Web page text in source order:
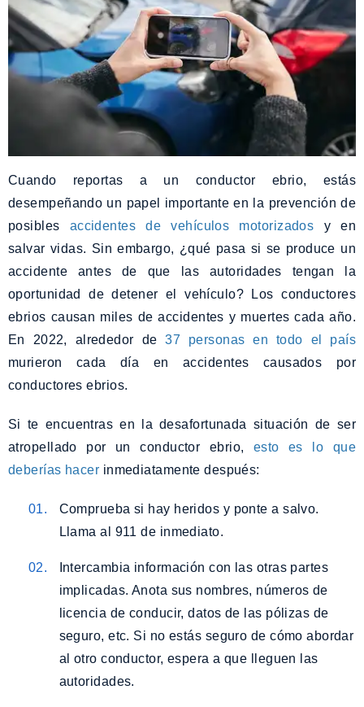
Cuando reportas a un conductor ebrio, estás
desempeñando un papel importante en la prevención de
posibles accidentes de vehículos motorizados y en
salvar vidas. Sin embargo, ¿qué pasa si se produce un
accidente antes de que las autoridades tengan la
oportunidad de detener el vehículo? Los conductores
ebrios causan miles de accidentes y muertes cada año.
En 2022, alrededor de37 personas en todo el país
murieron cada día en accidentes causados por
conductores ebrios.
Si te encuentras en la desafortunada situación de ser
atropellado por un conductor ebrio, esto es lo que
deberías hacer inmediatamente después:
Comprueba si hay heridos y ponte a salvo.
Llama al 911 de inmediato.
Intercambia información con las otras partes
implicadas. Anota sus nombres, números de
licencia de conducir, datos de las pólizas de
seguro, etc. Si no estás seguro de cómo abordar
al otro conductor, espera a que lleguen las
autoridades.